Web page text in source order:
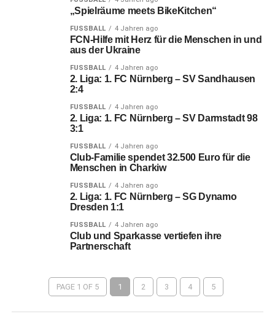
„Spielräume meets BikeKitchen“
FUSSBALL 4 Jahren ago
FCN-Hilfe mit Herz für die Menschen in und
aus der Ukraine
FUSSBALL 4 Jahren ago
2. Liga: 1. FC Nürnberg – SV Sandhausen
2:4
FUSSBALL 4 Jahren ago
2. Liga: 1. FC Nürnberg – SV Darmstadt 98
3:1
FUSSBALL 4 Jahren ago
Club-Familie spendet 32.500 Euro für die
Menschen in Charkiw
FUSSBALL 4 Jahren ago
2. Liga: 1. FC Nürnberg – SG Dynamo
Dresden 1:1
FUSSBALL 4 Jahren ago
Club und Sparkasse vertiefen ihre
Partnerschaft
PAGE 1 OF 5 1 2 3 4 5